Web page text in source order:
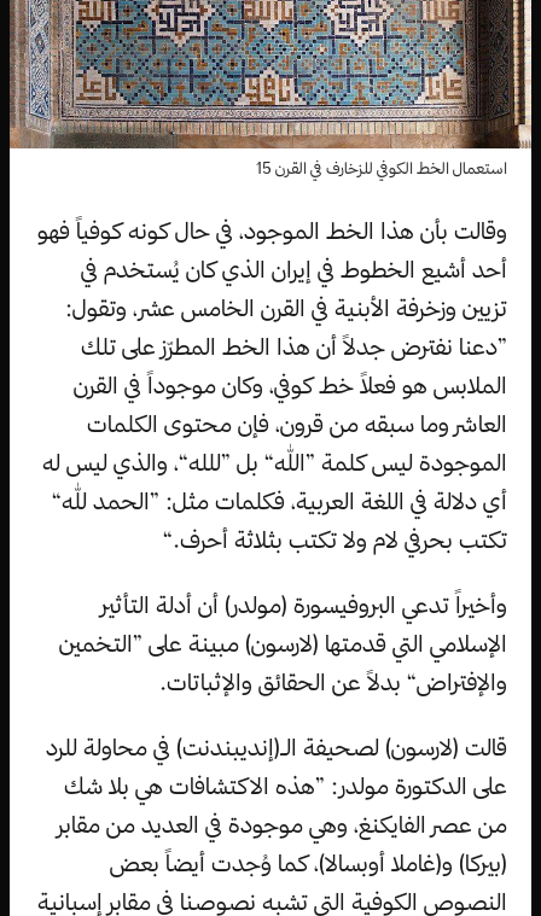
استعمال الخط الكوفي للزخارف في القرن 15
وقالت بأن هذا الخط الموجود، في حال كونه كوفياً فهو
أحد أشيع الخطوط في إيران الذي كان يُستخدم في
تزيين وزخرفة الأبنية في القرن الخامس عشر، وتقول:
”دعنا نفترض جدلاً أن هذا الخط المطرّز على تلك
الملابس هو فعلاً خط كوفي، وكان موجوداً في القرن
العاشر وما سبقه من قرون، فإن محتوى الكلمات
الموجودة ليس كلمة ”الله“ بل ”للله“، والذي ليس له
أي دلالة في اللغة العربية، فكلمات مثل: ”الحمد لله“
تكتب بحرفي لام ولا تكتب بثلاثة أحرف.“
وأخيراً تدعي البروفيسورة (مولدر) أن أدلة التأثير
الإسلامي التي قدمتها (لارسون) مبينة على ”التخمين
والإفتراض“ بدلاً عن الحقائق والإثباتات.
قالت (لارسون) لصحيفة الـ(إنديبندنت) في محاولة للرد
على الدكتورة مولدر: ”هذه الاكتشافات هي بلا شك
من عصر الفايكنغ، وهي موجودة في العديد من مقابر
(بيركا) و(غاملا أوبسالا)، كما وُجدت أيضاً بعض
النصوص الكوفية التي تشبه نصوصنا في مقابر إسبانية